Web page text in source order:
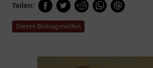
Teilen:
Diesen Beitrag melden